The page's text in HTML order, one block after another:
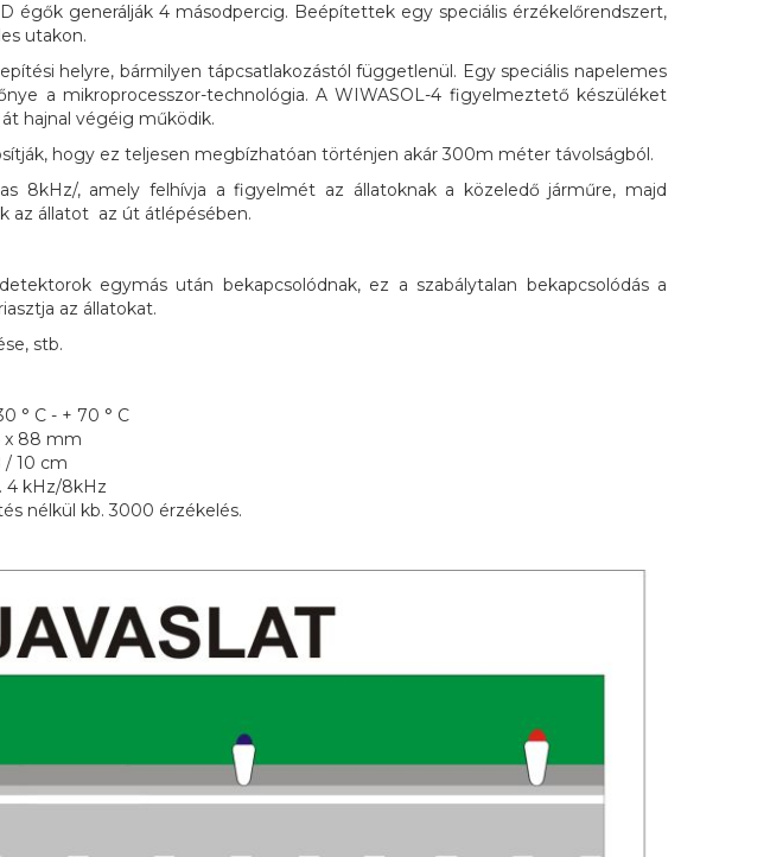
égők generálják 4 másodpercig. Beépítettek egy speciális érzékelőrendszert,
utakon.
helyre, bármilyen tápcsatlakozástól függetlenül. Egy speciális napelemes
a mikroprocesszor-technológia. A WIWASOL-4 figyelmeztető készüléket
hajnal végéig működik.
hogy ez teljesen megbízhatóan történjen akár 300m méter távolságból.
8kHz/, amely felhívja a figyelmét az állatoknak a közeledő járműre, majd
az állatot az út átlépésében.
egymás után bekapcsolódnak, ez a szabálytalan bekapcsolódás a
az állatokat.
stb.
° C - + 70 ° C
x 88 mm
/ 10 cm
4 kHz/8kHz
nélkül kb. 3000 érzékelés.